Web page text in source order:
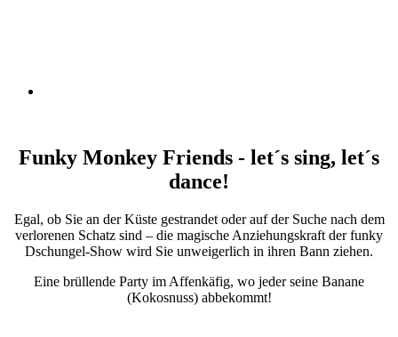
Funky Monkey Friends - let´s sing, let´s
dance!
Egal, ob Sie an der Küste gestrandet oder auf der Suche nach dem
verlorenen Schatz sind – die magische Anziehungskraft der funky
Dschungel-Show wird Sie unweigerlich in ihren Bann ziehen.
Eine brüllende Party im Affenkäfig, wo jeder seine Banane
(Kokosnuss) abbekommt!